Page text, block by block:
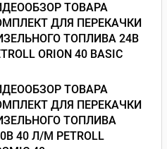
ТОВАРА
ДЛЯ ПЕРЕКАЧКИ
ТОПЛИВА 24В
ORION 40 BASIC
ТОВАРА
ДЛЯ ПЕРЕКАЧКИ
ТОПЛИВА
40 Л/М PETROLL